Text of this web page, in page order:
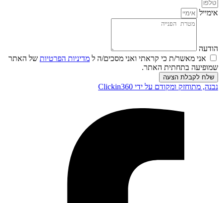
אימייל
הודעה
אני מאשר/ת כי קראתי ואני מסכים/ה ל מדיניות הפרטיות של האתר
שמופיעה בתחתית האתר.
שלח לקבלת הצעה
נבנה, מתוחזק ומקודם על ידי Clickin360